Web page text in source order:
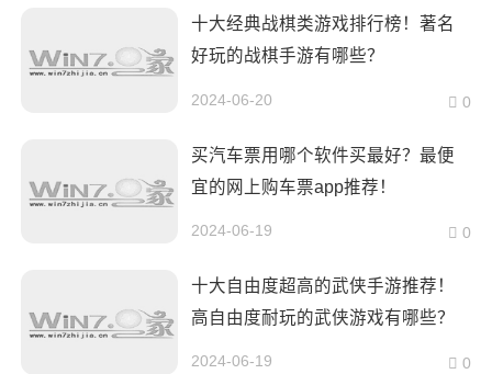
十大经典战棋类游戏排行榜！著名
好玩的战棋手游有哪些？
2024-06-20 0
买汽车票用哪个软件买最好？最便
宜的网上购车票app推荐！
2024-06-19 0
十大自由度超高的武侠手游推荐！
高自由度耐玩的武侠游戏有哪些？
2024-06-19 0